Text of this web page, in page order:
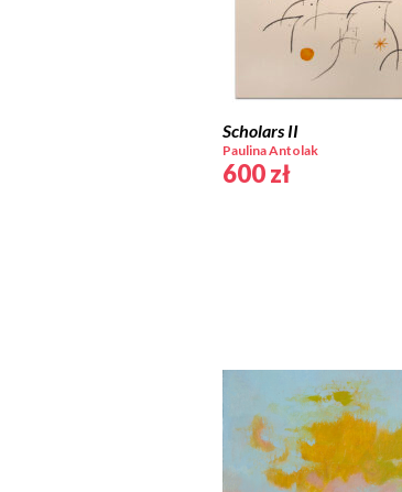
Scholars II
Paulina Antolak
600zł